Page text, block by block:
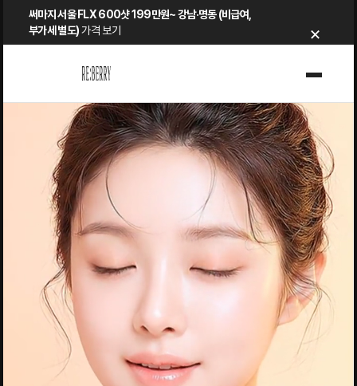
써마지 서울 FLX 600샷 199만원~ 강남·명동 (비급여,
부가세 별도) 가격 보기 ×